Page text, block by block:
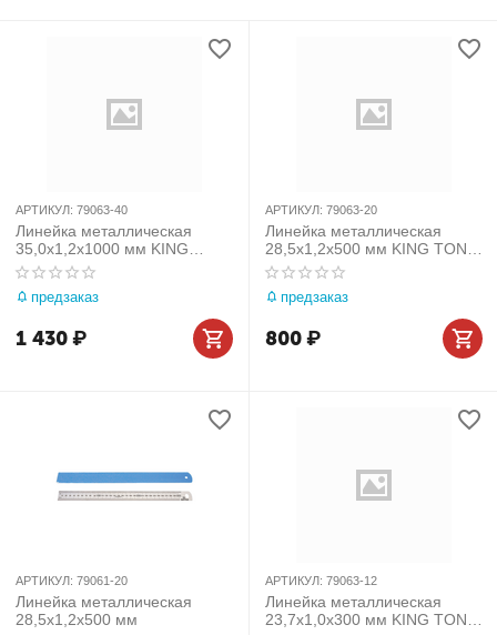
АРТИКУЛ: 79063-40
Линейка металлическая
35,0x1,2x1000 мм KING
TONY 79063-40
предзаказ
1 430₽
АРТИКУЛ: 79063-20
Линейка металлическая
28,5x1,2x500 мм KING TONY
79063-20
предзаказ
800₽
АРТИКУЛ: 79061-20
Линейка металлическая
28,5x1,2x500 мм
АРТИКУЛ: 79063-12
Линейка металлическая
23,7x1,0x300 мм KING TONY